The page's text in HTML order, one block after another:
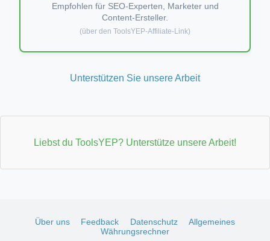
Empfohlen für SEO-Experten, Marketer und
Content-Ersteller.
(über den ToolsYEP-Affiliate-Link)
Unterstützen Sie unsere Arbeit
Liebst du ToolsYEP? Unterstütze unsere Arbeit!
Über uns Feedback Datenschutz
Allgemeines
Währungsrechner